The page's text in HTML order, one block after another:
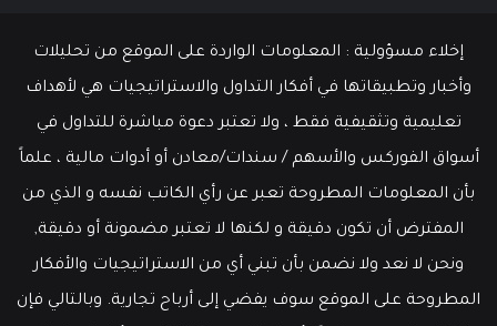
عملإخلاء مسؤولية : المعلومات الواردة على الموقع من تحليلات
وأخبار وتطبيقاتها في أفكار التداول والاستراتيجيات هي لأهداف
تعليمية وتثقيفية فقط ، ولا تعتبر دعوة مباشرة للتداول في
أسواق الفوركس والأسهم / سندات/معادن أو أدوات مالية ، علماً
بأن المعلومات المطروحة تعبر عن رأي الكاتب نفسه و الذي من
المفترض أن تكون دقيقة و لكنها لا تعتبر مضمونة أو دقيقة,
ونحن لا نعد ولا نضمن بأن تبني أي من الاستراتيجيات والأفكار
المطروحة على الموقع سوف يفضي إلى أرباح تجارية. وبالتالي فإن